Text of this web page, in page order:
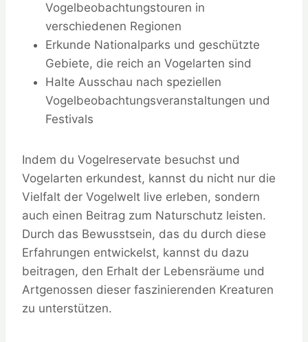
Vogelbeobachtungstouren in
verschiedenen Regionen
Erkunde Nationalparks und geschützte
Gebiete, die reich an Vogelarten sind
Halte Ausschau nach speziellen
Vogelbeobachtungsveranstaltungen und
Festivals
Indem du Vogelreservate besuchst und
Vogelarten erkundest, kannst du nicht nur die
Vielfalt der Vogelwelt live erleben, sondern
auch einen Beitrag zum Naturschutz leisten.
Durch das Bewusstsein, das du durch diese
Erfahrungen entwickelst, kannst du dazu
beitragen, den Erhalt der Lebensräume und
Artgenossen dieser faszinierenden Kreaturen
zu unterstützen.